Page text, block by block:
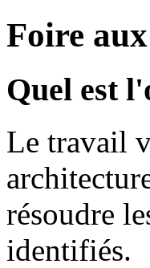
Foire
Quel est
Le travail
résoudre
identifiés.